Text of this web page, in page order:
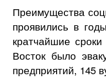
Преимущества
проявились в
кратчайшие
Восток было
предприятий, 145